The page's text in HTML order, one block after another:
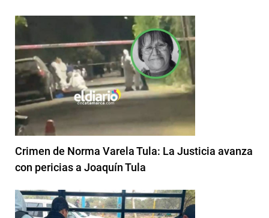
Crimen de Norma Varela Tula: La Justicia avanza
con pericias a Joaquín Tula